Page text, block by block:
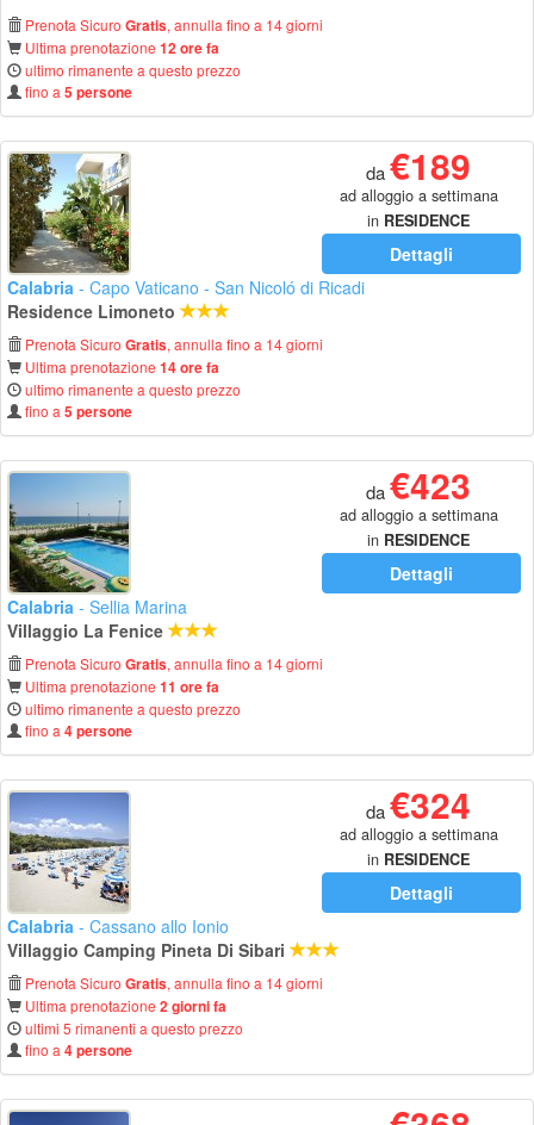
Prenota Sicuro Gratis, annulla fino a 14 giorni
Ultima prenotazione 12 ore fa
ultimo rimanente a questo prezzo
fino a 5 persone
da€189
ad alloggio a settimana
in RESIDENCE
Dettagli
Calabria - Capo Vaticano - San Nicoló di Ricadi
Residence Limoneto
Prenota Sicuro Gratis, annulla fino a 14 giorni
Ultima prenotazione 14 ore fa
ultimo rimanente a questo prezzo
fino a 5 persone
da€423
ad alloggio a settimana
in RESIDENCE
Dettagli
Calabria - Sellia Marina
Villaggio La Fenice
Prenota Sicuro Gratis, annulla fino a 14 giorni
Ultima prenotazione 11 ore fa
ultimo rimanente a questo prezzo
fino a 4 persone
da€324
ad alloggio a settimana
in RESIDENCE
Dettagli
Calabria - Cassano allo Ionio
Villaggio Camping Pineta Di Sibari
Prenota Sicuro Gratis, annulla fino a 14 giorni
Ultima prenotazione 2 giorni fa
ultimi 5 rimanenti a questo prezzo
fino a 4 persone